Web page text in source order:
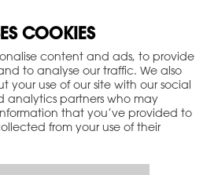
COOKIES
content and ads, to provide
to analyse our traffic. We also
your use of our site with our social
analytics partners who may
that you’ve provided to
from your use of their